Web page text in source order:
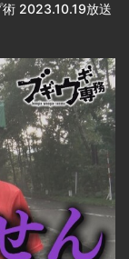
2023.10.19放送